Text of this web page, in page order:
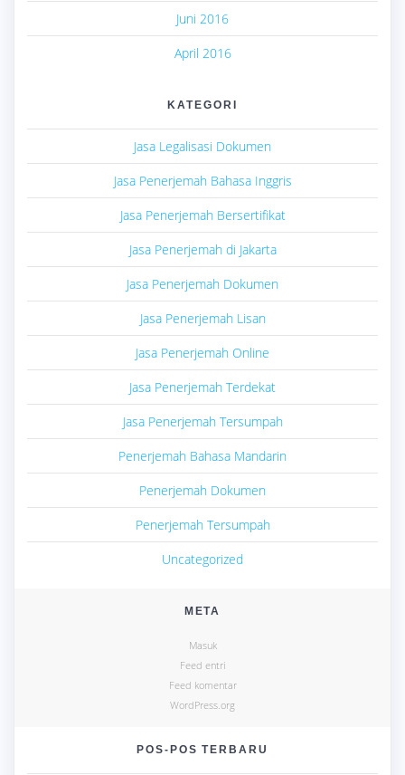
Juni 2016
April 2016
KATEGORI
Jasa Legalisasi Dokumen
Jasa Penerjemah Bahasa Inggris
Jasa Penerjemah Bersertifikat
Jasa Penerjemah di Jakarta
Jasa Penerjemah Dokumen
Jasa Penerjemah Lisan
Jasa Penerjemah Online
Jasa Penerjemah Terdekat
Jasa Penerjemah Tersumpah
Penerjemah Bahasa Mandarin
Penerjemah Dokumen
Penerjemah Tersumpah
Uncategorized
META
Masuk
Feed entri
Feed komentar
WordPress.org
POS-POS TERBARU